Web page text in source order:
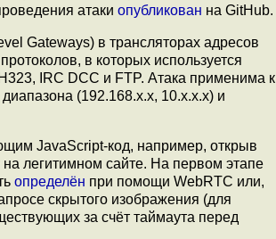
атаки опубликован на GitHub.
Gateways) в трансляторах адресов
в которых используется
IRC DCC и FTP. Атака применима к
(192.168.x.x, 10.x.x.x) и
JavaScript-код, например, открыв
легитимном сайте. На первом этапе
определён при помощи WebRTC или,
скрытого изображения (для
за счёт таймаута перед